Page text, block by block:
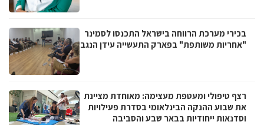
בכירי מערכת הרווחה בישראל התכנסו לסמינר
"אחריות משותפת" בפארק התעשייה עידן הנגב
רצף טיפולי ומעטפת מעצימה: מאוחדת מציינת
את שבוע ההנקה הבינלאומי בסדרת פעילויות
וסדנאות ייחודיות בבאר שבע והסביבה